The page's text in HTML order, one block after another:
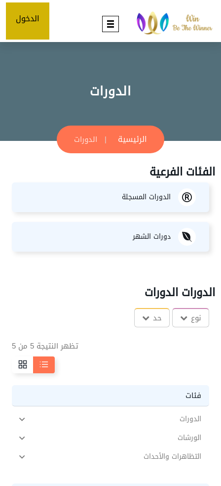
الدخول
الدورات
الرئيسية الدورات
الفئات الفرعية
الدورات المسجلة
دورات الشهر
الدورات الدورات
نوع حد
تظهر النتيجة 5 من 5
فئات
الدورات
الورشات
التظاهرات والأحداث